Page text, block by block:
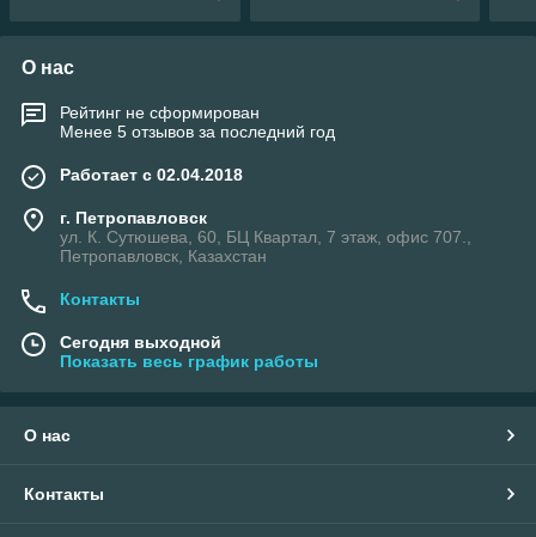
О нас
Рейтинг не сформирован
Менее 5 отзывов за последний год
Работает с 02.04.2018
г. Петропавловск
ул. К. Сутюшева, 60, БЦ Квартал, 7 этаж, офис 707.,
Петропавловск, Казахстан
Контакты
Сегодня выходной
Показать весь график работы
О нас
Контакты